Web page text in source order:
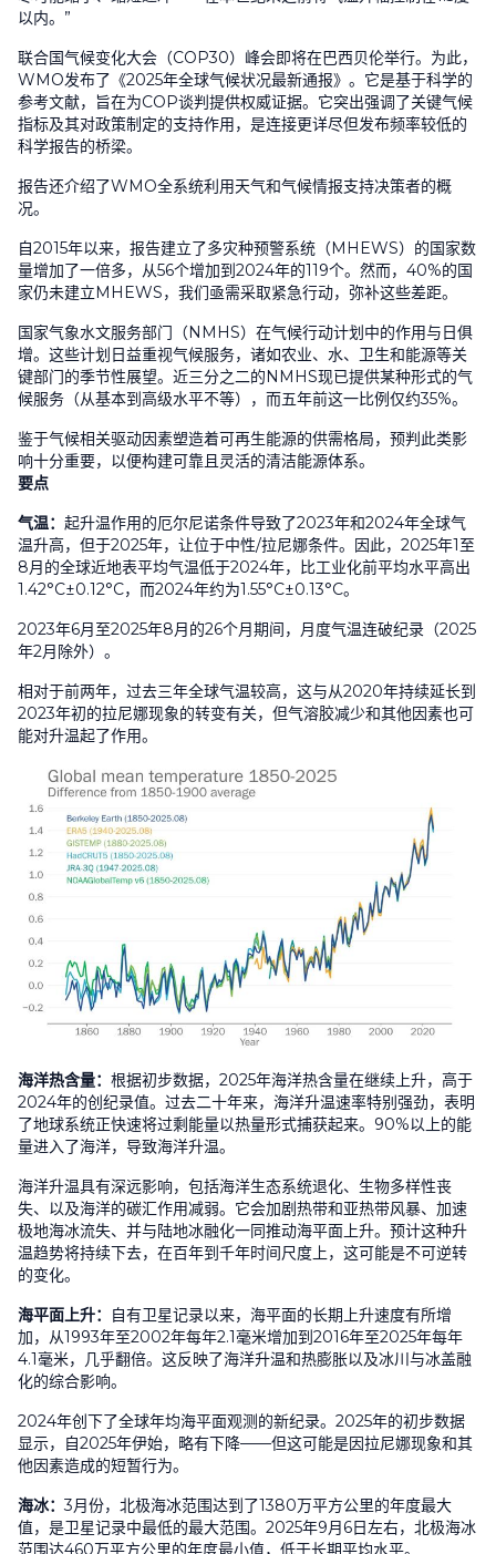
以内。”
联合国气候变化大会（COP30）峰会即将在巴西贝伦举行。为此，
WMO发布了《2025年全球气候状况最新通报》。它是基于科学的
参考文献，旨在为COP谈判提供权威证据。它突出强调了关键气候
指标及其对政策制定的支持作用，是连接更详尽但发布频率较低的
科学报告的桥梁。
报告还介绍了WMO全系统利用天气和气候情报支持决策者的概
况。
自2015年以来，报告建立了多灾种预警系统（MHEWS）的国家数
量增加了一倍多，从56个增加到 2024年的119个。然而， 40%的国
家仍未建立 MHEWS，我们亟需采取紧急行动，弥补这些差距。
国家气象水文服务部门（NMHS）在气候行动计划中的作用与日俱
增。这些计划日益重视气候服务，诸如农业、水、卫生和能源等关
键部门的季节性展望。近三分之二的 NMHS现已提供某种形式的气
候服务（从基本到高级水平不等），而五年前这一比例仅约35%。
鉴于气候相关驱动因素塑造着可再生能源的供需格局，预判此类影
响十分重要，以便构建可靠且灵活的清洁能源体系。
要点
气温： 起升温作用的厄尔尼诺条件导致了2023年和2024年全球气
温升高，但于2025年，让位于中性/拉尼娜条件。因此， 2025年1 至
8月的全球近地表平均气温低于2024年，比工业化前平均水平高出
1.42°C±0.12°C，而2024年约为1.55°C±0.13°C。
2023年6月至2025年8月的26个月期间，月度气温连破纪录（2025
年2月除外）。
相对于前两年，过去三年全球气温较高，这与从2020年持续延长到
2023年初的拉尼娜现象的转变有关，但气溶胶减少和其他因素也可
能对升温起了作用。
海洋热含量： 根据初步数据， 2025年海洋热含量在继续上升，高于
2024年的创纪录值。过去二十年来，海洋升温速率特别强劲，表明
了地球系统正快速将过剩能量以热量形式捕获起来。 90%以上的能
量进入了海洋，导致海洋升温。
海洋升温具有深远影响，包括海洋生态系统退化、生物多样性丧
失、以及海洋的碳汇作用减弱。它会加剧热带和亚热带风暴、加速
极地海冰流失、并与陆地冰融化一同推动海平面上升。预计这种升
温趋势将持续下去，在百年到千年时间尺度上，这可能是不可逆转
的变化。
海平面上升：
自有卫星记录以来，海平面的长期上升速度有所增
加，从1993年至2002年每年2.1毫米增加到2016年至2025年每年
4.1毫米，几乎翻倍。这反映了海洋升温和热膨胀以及冰川与冰盖融
化的综合影响。
2024年创下了全球年均海平面观测的新纪录。 2025年的初步数据
显示，自2025年伊始，略有下降——但这可能是因拉尼娜现象和其
他因素造成的短暂行为。
海冰：3月份，北极海冰范围达到了1380万平方公里的年度最大
值，是卫星记录中最低的最大范围。 2025年9月6日左右，北极海冰
范围达460万平方公里的年度最小值，低于长期平均水平。